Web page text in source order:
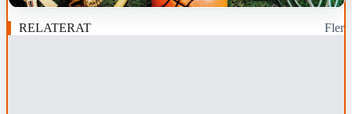
RELATERAT Fler